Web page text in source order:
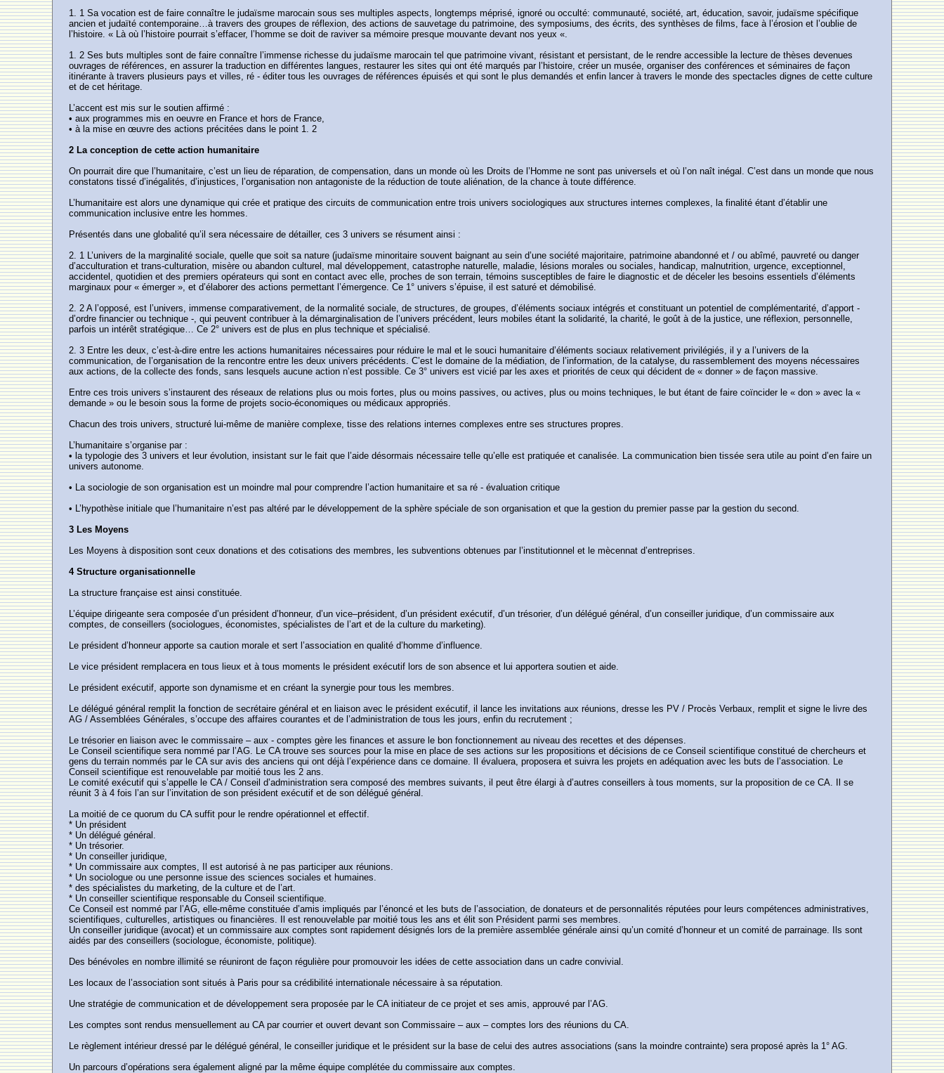
1. 1 Sa vocation est de faire connaître le judaïsme marocain sous ses multiples aspects, longtemps méprisé, ignoré ou occulté: communauté, société, art, éducation, savoir, judaïsme spécifique
ancien et judaïté contemporaine…à travers des groupes de réflexion, des actions de sauvetage du patrimoine, des symposiums, des écrits, des synthèses de films, face à l’érosion et l’oublie de
l’histoire. « Là où l’histoire pourrait s’effacer, l’homme se doit de raviver sa mémoire presque mouvante devant nos yeux «.
1. 2 Ses buts multiples sont de faire connaître l’immense richesse du judaïsme marocain tel que patrimoine vivant, résistant et persistant, de le rendre accessible la lecture de thèses devenues
ouvrages de références, en assurer la traduction en différentes langues, restaurer les sites qui ont été marqués par l’histoire, créer un musée, organiser des conférences et séminaires de façon
itinérante à travers plusieurs pays et villes, ré - éditer tous les ouvrages de références épuisés et qui sont le plus demandés et enfin lancer à travers le monde des spectacles dignes de cette culture
et de cet héritage.
L’accent est mis sur le soutien affirmé :
• aux programmes mis en oeuvre en France et hors de France,
• à la mise en œuvre des actions précitées dans le point 1. 2
2 La conception de cette action humanitaire
On pourrait dire que l’humanitaire, c’est un lieu de réparation, de compensation, dans un monde où les Droits de l’Homme ne sont pas universels et où l’on naît inégal. C’est dans un monde que nous
constatons tissé d’inégalités, d’injustices, l’organisation non antagoniste de la réduction de toute aliénation, de la chance à toute différence.
L’humanitaire est alors une dynamique qui crée et pratique des circuits de communication entre trois univers sociologiques aux structures internes complexes, la finalité étant d’établir une
communication inclusive entre les hommes.
Présentés dans une globalité qu’il sera nécessaire de détailler, ces 3 univers se résument ainsi :
2. 1 L’univers de la marginalité sociale, quelle que soit sa nature (judaïsme minoritaire souvent baignant au sein d’une société majoritaire, patrimoine abandonné et / ou abîmé, pauvreté ou danger
d’acculturation et trans-culturation, misère ou abandon culturel, mal développement, catastrophe naturelle, maladie, lésions morales ou sociales, handicap, malnutrition, urgence, exceptionnel,
accidentel, quotidien et des premiers opérateurs qui sont en contact avec elle, proches de son terrain, témoins susceptibles de faire le diagnostic et de déceler les besoins essentiels d’éléments
marginaux pour « émerger », et d’élaborer des actions permettant l’émergence. Ce 1° univers s’épuise, il est saturé et démobilisé.
2. 2 A l’opposé, est l’univers, immense comparativement, de la normalité sociale, de structures, de groupes, d’éléments sociaux intégrés et constituant un potentiel de complémentarité, d’apport -
d’ordre financier ou technique -, qui peuvent contribuer à la démarginalisation de l’univers précédent, leurs mobiles étant la solidarité, la charité, le goût à de la justice, une réflexion, personnelle,
parfois un intérêt stratégique… Ce 2° univers est de plus en plus technique et spécialisé.
2. 3 Entre les deux, c’est-à-dire entre les actions humanitaires nécessaires pour réduire le mal et le souci humanitaire d’éléments sociaux relativement privilégiés, il y a l’univers de la
communication, de l’organisation de la rencontre entre les deux univers précédents. C’est le domaine de la médiation, de l’information, de la catalyse, du rassemblement des moyens nécessaires
aux actions, de la collecte des fonds, sans lesquels aucune action n’est possible. Ce 3° univers est vicié par les axes et priorités de ceux qui décident de « donner » de façon massive.
Entre ces trois univers s’instaurent des réseaux de relations plus ou mois fortes, plus ou moins passives, ou actives, plus ou moins techniques, le but étant de faire coïncider le « don » avec la «
demande » ou le besoin sous la forme de projets socio-économiques ou médicaux appropriés.
Chacun des trois univers, structuré lui-même de manière complexe, tisse des relations internes complexes entre ses structures propres.
L’humanitaire s’organise par :
• la typologie des 3 univers et leur évolution, insistant sur le fait que l’aide désormais nécessaire telle qu’elle est pratiquée et canalisée. La communication bien tissée sera utile au point d’en faire un
univers autonome.
• La sociologie de son organisation est un moindre mal pour comprendre l’action humanitaire et sa ré - évaluation critique
• L’hypothèse initiale que l’humanitaire n’est pas altéré par le développement de la sphère spéciale de son organisation et que la gestion du premier passe par la gestion du second.
3 Les Moyens
Les Moyens à disposition sont ceux donations et des cotisations des membres, les subventions obtenues par l’institutionnel et le mècennat d’entreprises.
4 Structure organisationnelle
La structure française est ainsi constituée.
L’équipe dirigeante sera composée d’un président d’honneur, d’un vice–président, d’un président exécutif, d’un trésorier, d’un délégué général, d’un conseiller juridique, d’un commissaire aux
comptes, de conseillers (sociologues, économistes, spécialistes de l’art et de la culture du marketing).
Le président d’honneur apporte sa caution morale et sert l’association en qualité d’homme d’influence.
Le vice président remplacera en tous lieux et à tous moments le président exécutif lors de son absence et lui apportera soutien et aide.
Le président exécutif, apporte son dynamisme et en créant la synergie pour tous les membres.
Le délégué général remplit la fonction de secrétaire général et en liaison avec le président exécutif, il lance les invitations aux réunions, dresse les PV / Procès Verbaux, remplit et signe le livre des
AG / Assemblées Générales, s’occupe des affaires courantes et de l’administration de tous les jours, enfin du recrutement ;
Le trésorier en liaison avec le commissaire – aux - comptes gère les finances et assure le bon fonctionnement au niveau des recettes et des dépenses.
Le Conseil scientifique sera nommé par l’AG. Le CA trouve ses sources pour la mise en place de ses actions sur les propositions et décisions de ce Conseil scientifique constitué de chercheurs et
gens du terrain nommés par le CA sur avis des anciens qui ont déjà l’expérience dans ce domaine. Il évaluera, proposera et suivra les projets en adéquation avec les buts de l’association. Le
Conseil scientifique est renouvelable par moitié tous les 2 ans.
Le comité exécutif qui s’appelle le CA / Conseil d’administration sera composé des membres suivants, il peut être élargi à d’autres conseillers à tous moments, sur la proposition de ce CA. Il se
réunit 3 à 4 fois l’an sur l’invitation de son président exécutif et de son délégué général.
La moitié de ce quorum du CA suffit pour le rendre opérationnel et effectif.
* Un président
* Un délégué général.
* Un trésorier.
* Un conseiller juridique,
* Un commissaire aux comptes, Il est autorisé à ne pas participer aux réunions.
* Un sociologue ou une personne issue des sciences sociales et humaines.
* des spécialistes du marketing, de la culture et de l’art.
* Un conseiller scientifique responsable du Conseil scientifique.
Ce Conseil est nommé par l’AG, elle-même constituée d’amis impliqués par l’énoncé et les buts de l’association, de donateurs et de personnalités réputées pour leurs compétences administratives,
scientifiques, culturelles, artistiques ou financières. Il est renouvelable par moitié tous les ans et élit son Président parmi ses membres.
Un conseiller juridique (avocat) et un commissaire aux comptes sont rapidement désignés lors de la première assemblée générale ainsi qu’un comité d’honneur et un comité de parrainage. Ils sont
aidés par des conseillers (sociologue, économiste, politique).
Des bénévoles en nombre illimité se réuniront de façon régulière pour promouvoir les idées de cette association dans un cadre convivial.
Les locaux de l’association sont situés à Paris pour sa crédibilité internationale nécessaire à sa réputation.
Une stratégie de communication et de développement sera proposée par le CA initiateur de ce projet et ses amis, approuvé par l’AG.
Les comptes sont rendus mensuellement au CA par courrier et ouvert devant son Commissaire – aux – comptes lors des réunions du CA.
Le règlement intérieur dressé par le délégué général, le conseiller juridique et le président sur la base de celui des autres associations (sans la moindre contrainte) sera proposé après la 1° AG.
Un parcours d’opérations sera également aligné par la même équipe complétée du commissaire aux comptes.